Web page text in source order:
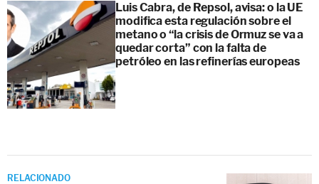
Luis Cabra, de Repsol, avisa: o la UE
modifica esta regulación sobre el
metano o “la crisis de Ormuz se va a
quedar corta” con la falta de
petróleo en las refinerías europeas
RELACIONADO